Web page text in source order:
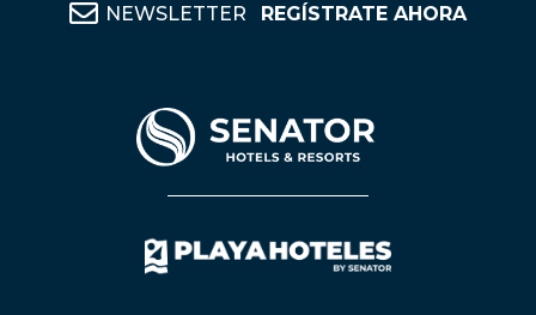
NEWSLETTER REGÍSTRATE AHORA